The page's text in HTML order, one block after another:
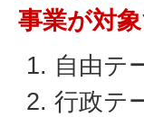
事業が対象
自由テ
行政テ